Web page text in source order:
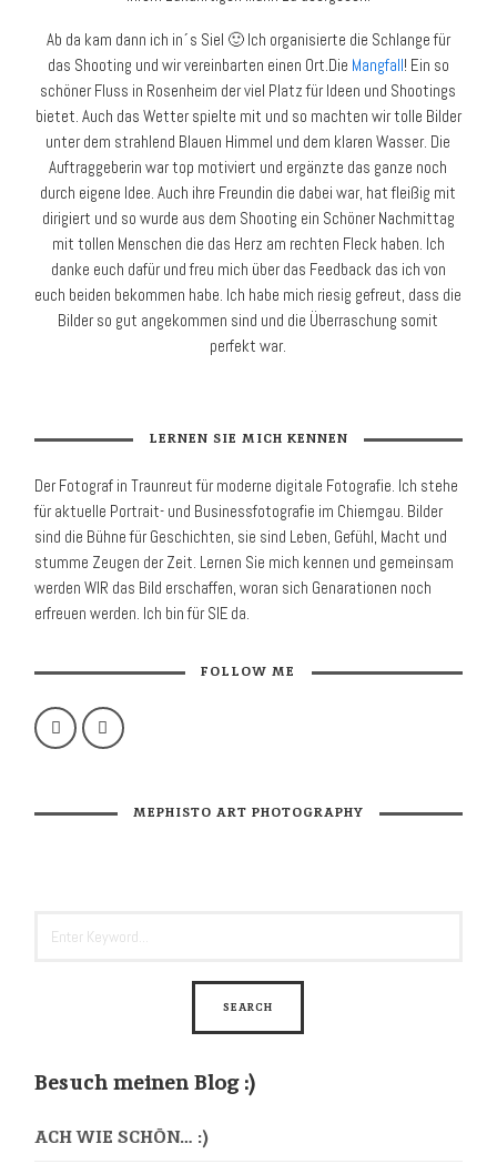
Ab da kam dann ich in´s Siel 🙂 Ich organisierte die Schlange für
das Shooting und wir vereinbarten einen Ort.Die Mangfall! Ein so
schöner Fluss in Rosenheim der viel Platz für Ideen und Shootings
bietet. Auch das Wetter spielte mit und so machten wir tolle Bilder
unter dem strahlend Blauen Himmel und dem klaren Wasser. Die
Auftraggeberin war top motiviert und ergänzte das ganze noch
durch eigene Idee. Auch ihre Freundin die dabei war, hat fleißig mit
dirigiert und so wurde aus dem Shooting ein Schöner Nachmittag
mit tollen Menschen die das Herz am rechten Fleck haben. Ich
danke euch dafür und freu mich über das Feedback das ich von
euch beiden bekommen habe. Ich habe mich riesig gefreut, dass die
Bilder so gut angekommen sind und die Überraschung somit
perfekt war.
LERNEN SIE MICH KENNEN
Der Fotograf in Traunreut für moder­ne digitale Foto­grafie. Ich stehe
für aktuelle Portrait- und Business­fotografie im Chiemgau. Bilder
sind die Bühne für Geschichten, sie sind Leben, Gefühl, Macht und
stumme Zeugen der Zeit. Lernen Sie mich kennen und gemeinsam
werden WIR das Bild erschaffen, woran sich Genarationen noch
erfreuen werden. Ich bin für SIE da.
FOLLOW ME
MEPHISTO ART PHOTOGRAPHY
Besuch meinen Blog :)
ACH WIE SCHÖN… :)